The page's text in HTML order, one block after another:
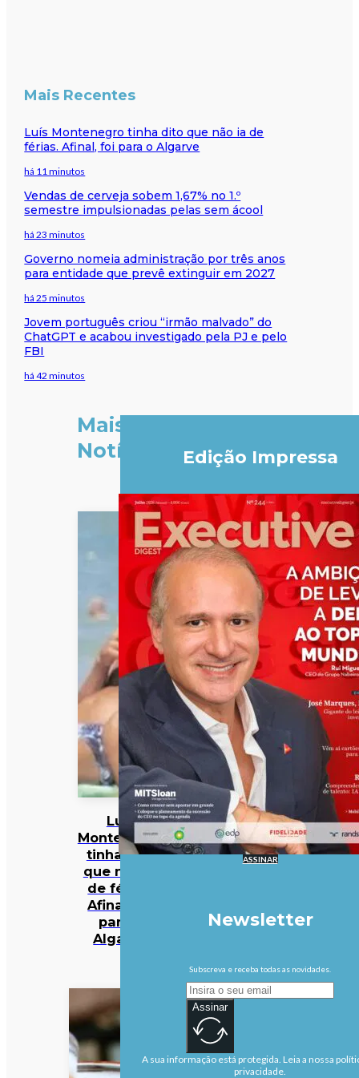
Mais Recentes
Luís Montenegro tinha dito que não ia de
férias. Afinal, foi para o Algarve
há 11 minutos
Vendas de cerveja sobem 1,67% no 1.º
semestre impulsionadas pelas sem ácool
há 23 minutos
Governo nomeia administração por três anos
para entidade que prevê extinguir em 2027
há 25 minutos
Jovem português criou “irmão malvado” do
ChatGPT e acabou investigado pela PJ e pelo
FBI
há 42 minutos
Mais
Notícias
Luís
Montenegro
tinha dito
que não ia
de férias.
Afinal, foi
para o
Algarve
Edição Impressa
ASSINAR
Newsletter
Subscreva e receba todas as novidades.
Assinar
A sua informação está protegida. Leia a nossa
privacidade.